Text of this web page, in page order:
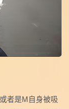
者是M自身被吸